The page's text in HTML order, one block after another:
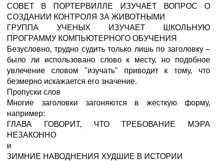
СОВЕТ В ПОРТЕРВИЛЛЕ ИЗУЧАЕТ ВОПРОС О
СОЗДАНИИ КОНТРОЛЯ ЗА ЖИВОТНЫМИ
ГРУППА УЧЕНЫХ ИЗУЧАЕТ ШКОЛЬНУЮ
ПРОГРАММУ КОМПЬЮТЕРНОГО ОБУЧЕНИЯ
Безусловно, трудно судить только лишь по заголовку –
было ли использовано слово к месту, но подобное
увлечение словом "изучать" приводит к тому, что
безмерно искажается его значение.
Пропуски слов
Многие заголовки загоняются в жесткую форму,
например:
ГЛАВА ГОВОРИТ, ЧТО ТРЕБОВАНИЕ МЭРА
НЕЗАКОННО
и
ЗИМНИЕ НАВОДНЕНИЯ ХУДШИЕ В ИСТОРИИ